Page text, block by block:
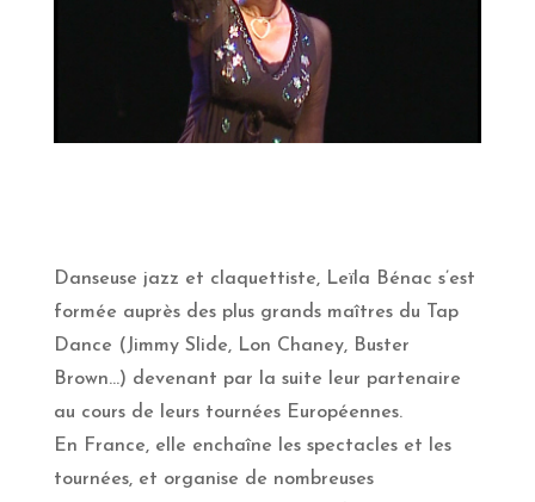
Danseuse jazz et claquettiste, Leïla Bénac s’est
formée auprès des plus grands maîtres du Tap
Dance (Jimmy Slide, Lon Chaney, Buster
Brown…) devenant par la suite leur partenaire
au cours de leurs tournées Européennes.
En France, elle enchaîne les spectacles et les
tournées, et organise de nombreuses